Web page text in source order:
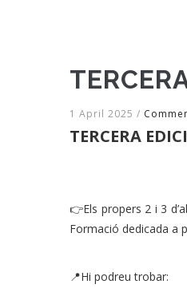
1 April 2025 /
TERCERA
👉Els propers 2 i 3
Formació dedicada a
📍Hi podreu trobar: